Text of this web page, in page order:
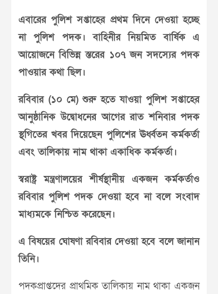
এবারের পুলিশ সপ্তাহের প্রথম দিনে দেওয়া হচ্ছে
না পুলিশ পদক। বাহিনীর নিয়মিত বার্ষিক এ
আয়োজনে বিভিন্ন স্তরের ১০৭ জন সদস্যের পদক
পাওয়ার কথা ছিল।
রবিবার (১০ মে) শুরু হতে যাওয়া পুলিশ সপ্তাহের
আনুষ্ঠানিক উদ্বোধনের আগের রাত শনিবার পদক
স্থগিতের খবর দিয়েছেন পুলিশের ঊর্ধ্বতন কর্মকর্তা
এবং তালিকায় নাম থাকা একাধিক কর্মকর্তা।
স্বরাষ্ট্র মন্ত্রণালয়ের শীর্ষস্থানীয় একজন কর্মকর্তাও
রবিবার পুলিশ পদক দেওয়া হবে না বলে সংবাদ
মাধ্যমকে নিশ্চিত করেছেন।
এ বিষয়ের ঘোষণা রবিবার দেওয়া হবে বলে জানান
তিনি।
পদকপ্রাপ্তদের প্রাথমিক তালিকায় নাম থাকা একজন